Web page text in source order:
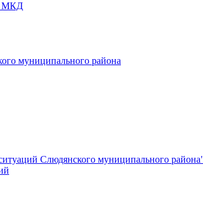
МКД
муниципального района
Слюдянского муниципального